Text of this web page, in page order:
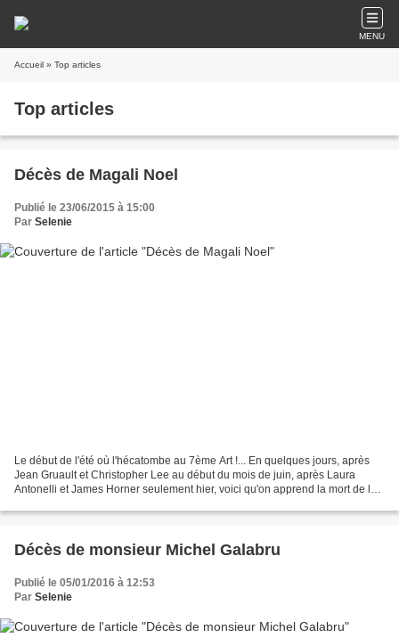
MENU
Accueil » Top articles
Top articles
Décès de Magali Noel
Publié le 23/06/2015 à 15:00
Par Selenie
Le début de l'été où l'hécatombe au 7ème Art !... En quelques jours, après
Jean Gruault et Christopher Lee au début du mois de juin, après Laura
Antonelli et James Horner seulement hier, voici qu'on apprend la mort de la
Décès de monsieur Michel Galabru
Publié le 05/01/2016 à 12:53
Par Selenie